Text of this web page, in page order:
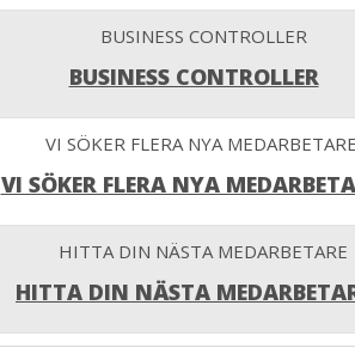
BUSINESS CONTROLLER
VI SÖKER FLERA NYA
HITTA DIN NÄSTA